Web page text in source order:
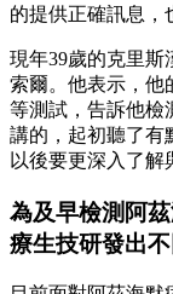
的提供正確訊息，
現年39歲的克里斯
索爾。他表示，他
等測試，告訴他檢
講的，起初聽了有
以後要更深入了解
為及早檢測阿
療生技研發出